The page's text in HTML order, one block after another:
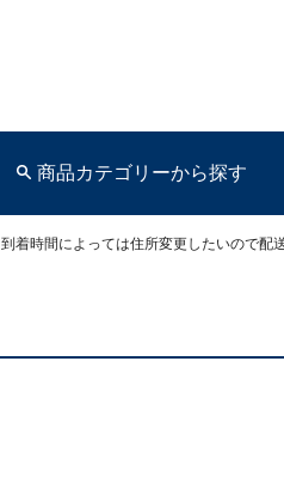
商品カテゴリーから探す
到着時間によっては住所変更したいので配